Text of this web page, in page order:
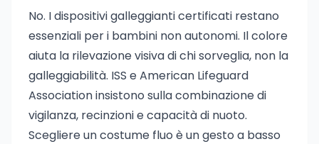
No. I dispositivi galleggianti certificati restano
essenziali per i bambini non autonomi. Il colore
aiuta la rilevazione visiva di chi sorveglia, non la
galleggiabilità. ISS e American Lifeguard
Association insistono sulla combinazione di
vigilanza, recinzioni e capacità di nuoto.
Scegliere un costume fluo è un gesto a basso